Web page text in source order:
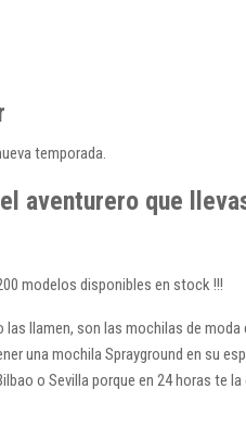
temporada.
aventurero que
modelos disponibles en stock !!!
llamen, son las mochilas de moda
una mochila Sprayground en su
o Sevilla porque en 24 horas te